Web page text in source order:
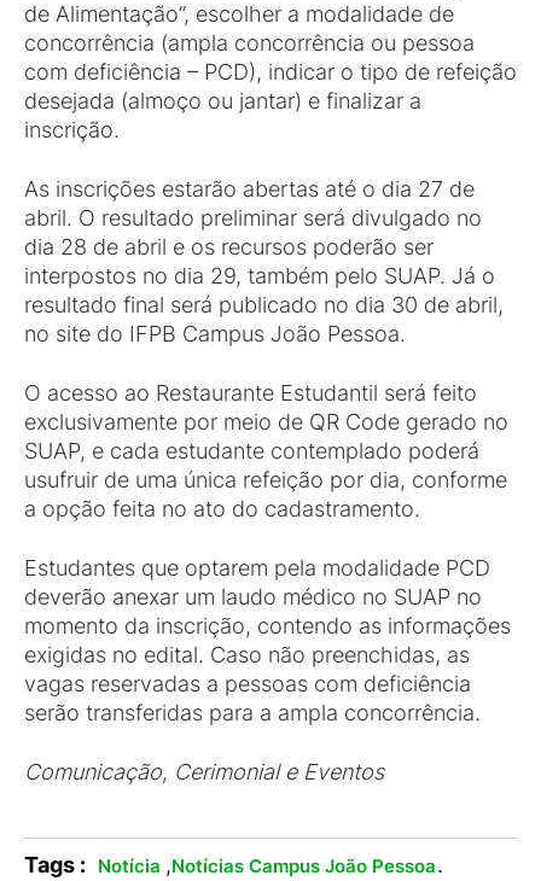
de Alimentação”, escolher a modalidade de
concorrência (ampla concorrência ou pessoa
com deficiência – PCD), indicar o tipo de refeição
desejada (almoço ou jantar) e finalizar a
inscrição.
As inscrições estarão abertas até o dia 27 de
abril. O resultado preliminar será divulgado no
dia 28 de abril e os recursos poderão ser
interpostos no dia 29, também pelo SUAP. Já o
resultado final será publicado no dia 30 de abril,
no site do IFPB Campus João Pessoa.
O acesso ao Restaurante Estudantil será feito
exclusivamente por meio de QR Code gerado no
SUAP, e cada estudante contemplado poderá
usufruir de uma única refeição por dia, conforme
a opção feita no ato do cadastramento.
Estudantes que optarem pela modalidade PCD
deverão anexar um laudo médico no SUAP no
momento da inscrição, contendo as informações
exigidas no edital. Caso não preenchidas, as
vagas reservadas a pessoas com deficiência
serão transferidas para a ampla concorrência.
Comunicação, Cerimonial e Eventos
Tags : Notícia ,Notícias Campus João Pessoa.